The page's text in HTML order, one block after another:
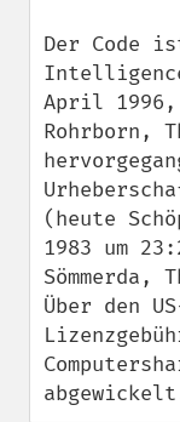
Der Code
April 1996,
Rohrborn,
(heute
1983 um
Sömmerda,
Über den